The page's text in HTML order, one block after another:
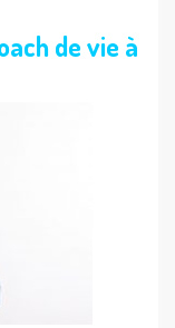
de vie à